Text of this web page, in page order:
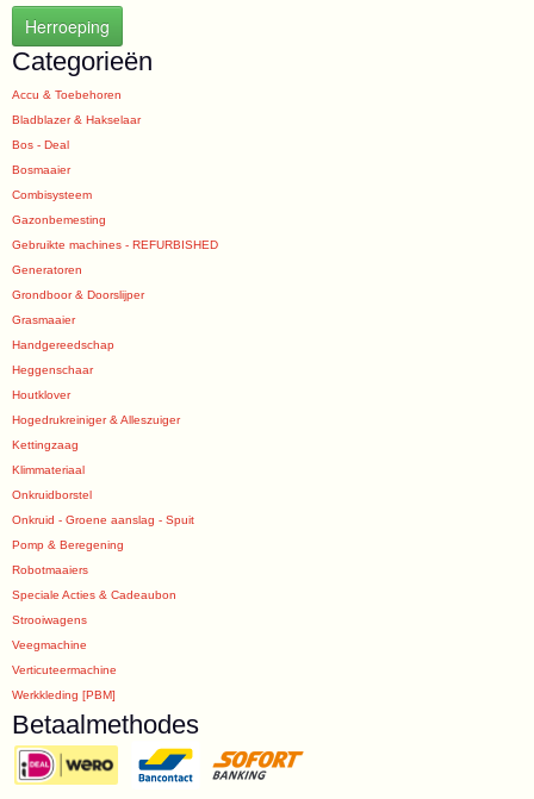
Herroeping
Categorieën
Accu & Toebehoren
Bladblazer & Hakselaar
Bos - Deal
Bosmaaier
Combisysteem
Gazonbemesting
Gebruikte machines - REFURBISHED
Generatoren
Grondboor & Doorslijper
Grasmaaier
Handgereedschap
Heggenschaar
Houtklover
Hogedrukreiniger & Alleszuiger
Kettingzaag
Klimmateriaal
Onkruidborstel
Onkruid - Groene aanslag - Spuit
Pomp & Beregening
Robotmaaiers
Speciale Acties & Cadeaubon
Strooiwagens
Veegmachine
Verticuteermachine
Werkkleding [PBM]
Betaalmethodes